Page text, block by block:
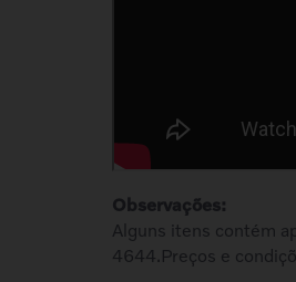
Observações:
Alguns itens contém
4644.Preços e